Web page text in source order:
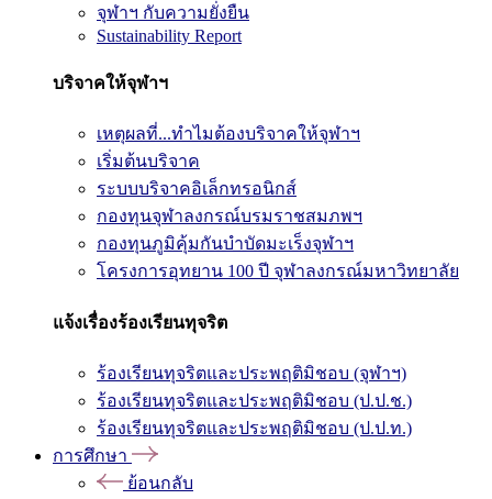
จุฬาฯ กับความยั่งยืน
Sustainability Report
บริจาคให้จุฬาฯ
เหตุผลที่...ทำไมต้องบริจาคให้จุฬาฯ
เริ่มต้นบริจาค
ระบบบริจาคอิเล็กทรอนิกส์
กองทุนจุฬาลงกรณ์บรมราชสมภพฯ
กองทุนภูมิคุ้มกันบำบัดมะเร็งจุฬาฯ
โครงการอุทยาน 100 ปี จุฬาลงกรณ์มหาวิทยาลัย
แจ้งเรื่องร้องเรียนทุจริต
ร้องเรียนทุจริตและประพฤติมิชอบ (จุฬาฯ)
ร้องเรียนทุจริตและประพฤติมิชอบ (ป.ป.ช.)
ร้องเรียนทุจริตและประพฤติมิชอบ (ป.ป.ท.)
การศึกษา
ย้อนกลับ